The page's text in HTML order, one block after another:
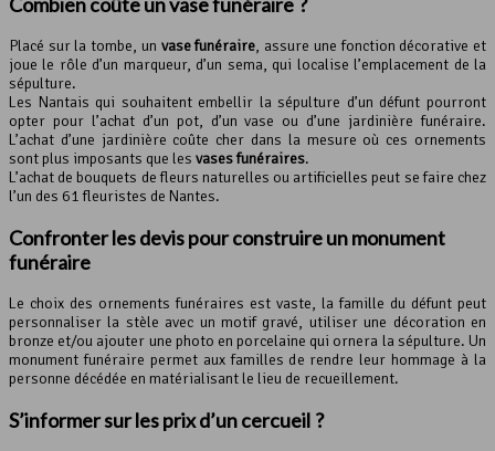
Combien coûte unvase funéraire ?
Placé sur la tombe, un vase funéraire, assure une fonction décorative et
joue le rôle d’un marqueur, d’un sema, qui localise l’emplacement de la
sépulture.
Les Nantais qui souhaitent embellir la sépulture d’un défunt pourront
opter pour l’achat d’un pot, d’un vase ou d’une jardinière funéraire.
L’achat d’une jardinière coûte cher dans la mesure où ces ornements
sont plus imposants que les vases funéraires.
L’achat de bouquets de fleurs naturelles ou artificielles peut se faire chez
l’un des 61 fleuristes de Nantes.
Confronter les devis pour construire unmonument
funéraire
Le choix des ornements funéraires est vaste, la famille du défunt peut
personnaliser la stèle avec un motif gravé, utiliser une décoration en
bronze et/ou ajouter une photo en porcelaine qui ornera la sépulture. Un
monument funéraire permet aux familles de rendre leur hommage à la
personne décédée en matérialisant le lieu de recueillement.
S’informer sur les prix d’un cercueil ?